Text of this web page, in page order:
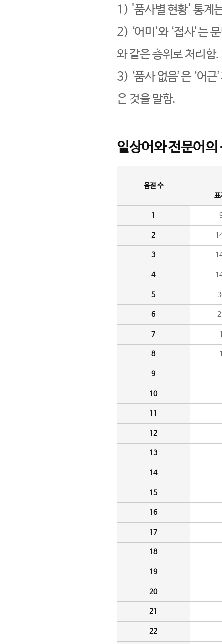
1) '품사별 현황' 통계
2) ‘어미’와 ‘접사’는
와 같은 층위로 처리함.
3) ‘품사 없음’은 ‘어
은 것을 말함.
일상어와 전문어의
음절 수
표
1
2
3
4
5
6
7
8
9
10
11
12
13
14
15
16
17
18
19
20
21
22